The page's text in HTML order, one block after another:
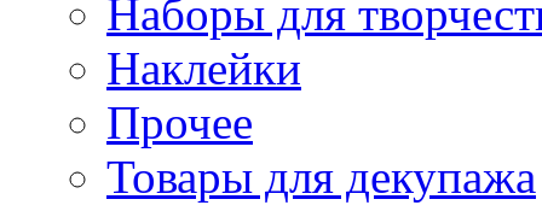
Наборы для
Наклейки
Прочее
Товары для декупажа